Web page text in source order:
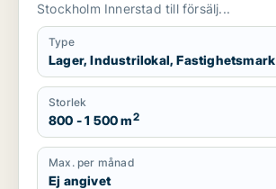
Stockholm Innerstad till försälj...
Type
Lager, Industrilokal, Fastighetsmark
Storlek
800 - 1 500 m2
Max. per månad
Ej angivet